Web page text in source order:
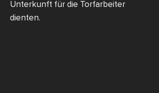
Unterkunft für die Torfarbeiter
dienten.